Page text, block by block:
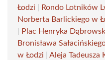
Łodzi
Rondo Lotników
Norberta Barlickiego w
Plac Henryka
Bronisława
w Łodzi
Aleja Tadeusza